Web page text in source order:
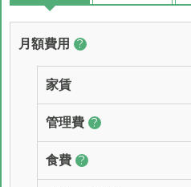
月額費用 ?
家賃
管理費 ?
食費 ?